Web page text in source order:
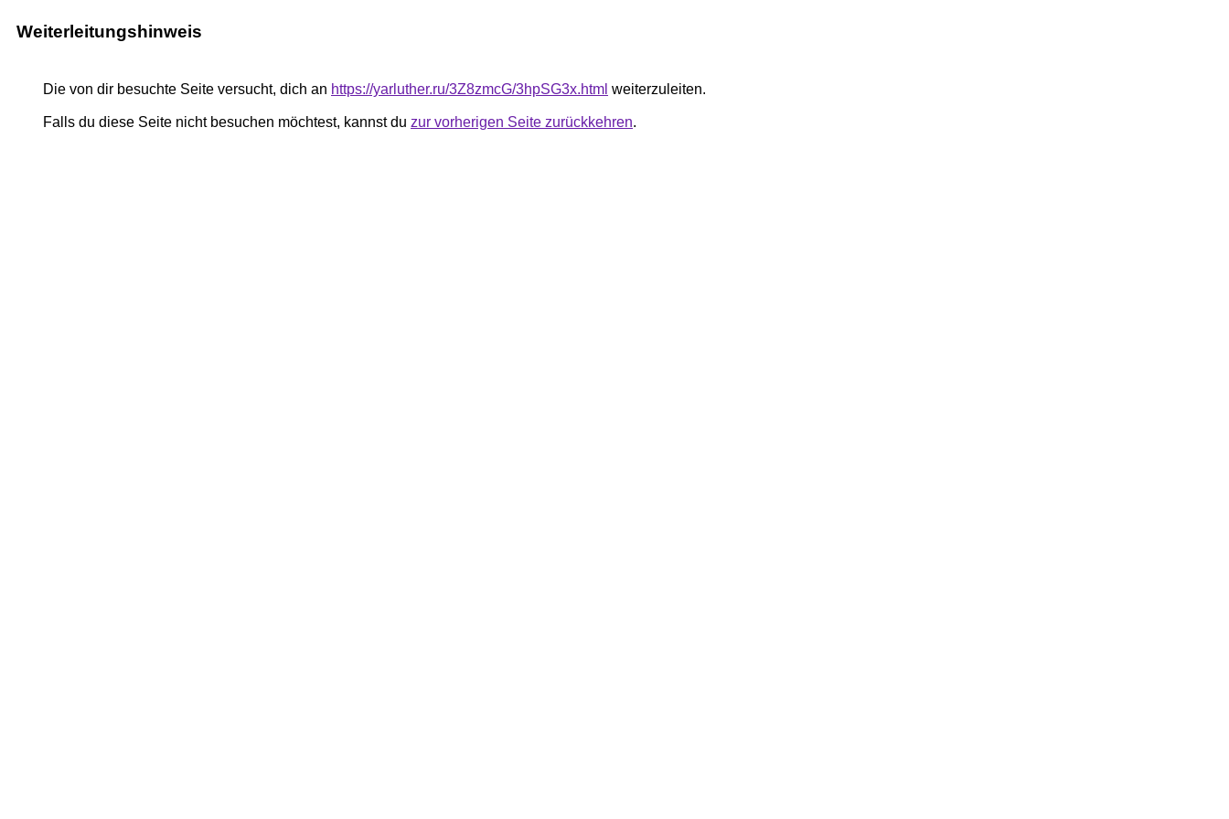
Weiterleitungshinweis
Die von dir besuchte Seite versucht, dich an https://yarluther.ru/3Z8zmcG/3hpSG3x.html weiterzuleiten.
Falls du diese Seite nicht besuchen möchtest, kannst du zur vorherigen Seite zurückkehren.